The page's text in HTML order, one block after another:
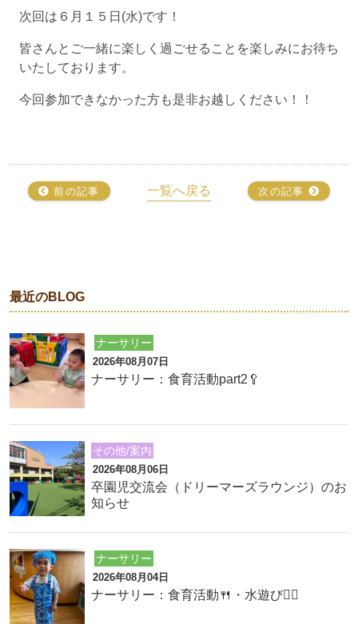
次回は６月１５日(水)です！
皆さんとご一緒に楽しく過ごせることを楽しみにお待ち
いたしております。
今回参加できなかった方も是非お越しください！！
前の記事 一覧へ戻る 次の記事
最近のBLOG
ナーサリー
2026年08月07日
ナーサリー：食育活動part2🥄
その他/案内
2026年08月06日
卒園児交流会（ドリーマーズラウンジ）のお
知らせ
ナーサリー
2026年08月04日
ナーサリー：食育活動🍴・水遊び🏊‍♂️